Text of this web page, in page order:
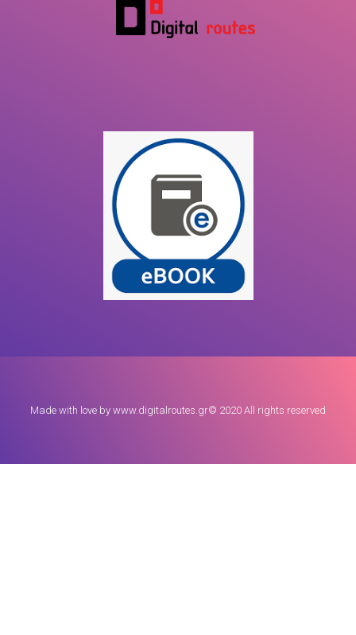
Made with love by www.digitalroutes.gr© 2020 All rights reserved